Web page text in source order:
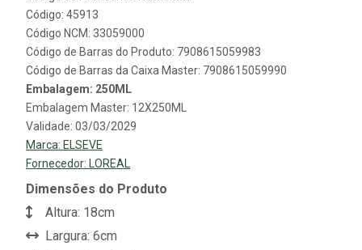
Código: 45913
Código NCM: 33059000
Código de Barras do Produto: 7908615059983
Código de Barras da Caixa Master: 7908615059990
Embalagem: 250ML
Embalagem Master: 12X250ML
Validade: 03/03/2029
Marca: ELSEVE
Fornecedor:
LOREAL
Dimensões do Produto
Altura: 18cm
Largura: 6cm